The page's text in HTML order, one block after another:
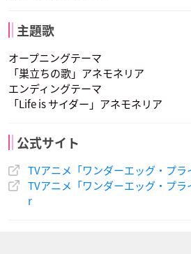
主題歌
オープニングテーマ
「巣立ちの歌」アネモネリア
エンディングテーマ
「Life is サイダー」アネモネリア
公式サイト
TVアニメ「ワンダーエッグ・プ
TVアニメ「ワンダーエッグ・プ
r